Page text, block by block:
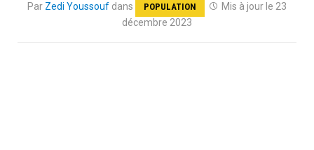
Par Zedi Youssouf dans POPULATION
Mis à jour le 23
décembre 2023